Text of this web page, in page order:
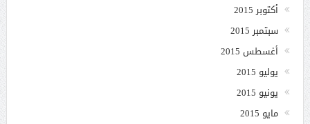
أكتوبر 2015
سبتمبر 2015
أغسطس 2015
يوليو 2015
يونيو 2015
مايو 2015